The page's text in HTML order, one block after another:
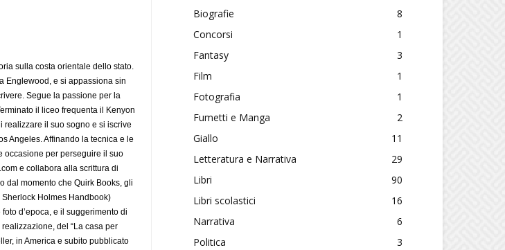
sulla costa orientale dello stato.
Englewood, e si appassiona sin
Segue la passione per la
il liceo frequenta il Kenyon
il suo sogno e si iscrive
Angeles. Affinando la tecnica e le
occasione per perseguire il suo
e collabora alla scrittura di
dal momento che Quirk Books, gli
Holmes Handbook)
d’epoca, e il suggerimento di
del “La casa per
in America e subito pubblicato
Biografie
8
Concorsi
1
Fantasy
3
Film
1
Fotografia
1
Fumetti e Manga
2
Giallo
11
Letteratura e Narrativa
29
Libri
90
Libri scolastici
16
Narrativa
6
Politica
3